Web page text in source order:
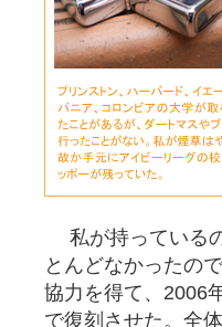
私が持っている
とんどなかったの
協力を得て、2006
で復刻させた。全